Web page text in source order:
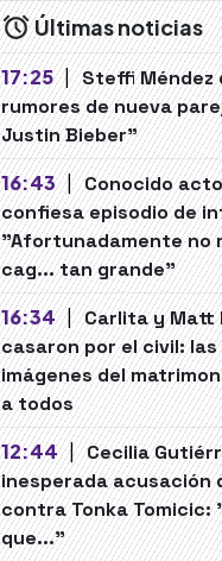
Últimas noticias
17:25 | Steffi Méndez
rumores de nueva
Justin Bieber"
16:43 | Conocido
confiesa episodio de
"Afortunadamente no
cag... tan grande"
16:34 | Carlita y Matt
casaron por el civil:
imágenes del
a todos
12:44 | Cecilia
inesperada acusación
contra Tonka Tomicic:
que..."